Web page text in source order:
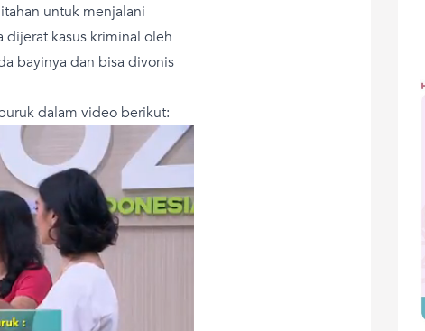
untuk menjalani
dijerat kasus kriminal oleh
bayinya dan bisa divonis
dalam video berikut: